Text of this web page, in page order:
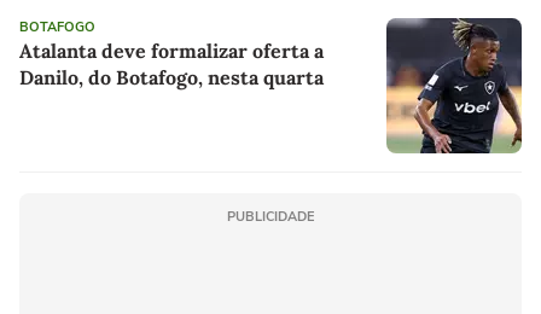
BOTAFOGO
Atalanta deve formalizar oferta a
Danilo, do Botafogo, nesta quarta
PUBLICIDADE